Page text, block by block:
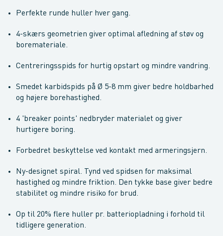
Perfekte runde huller hver gang.
4-skærs geometrien giver optimal afledning af støv og
boremateriale.
Centreringsspids for hurtig opstart og mindre vandring.
Smedet karbidspids på Ø 5-8 mm giver bedre holdbarhed
og højere borehastighed.
4 'breaker points' nedbryder materialet og giver
hurtigere boring.
Forbedret beskyttelse ved kontakt med armeringsjern.
Ny-designet spiral. Tynd ved spidsen for maksimal
hastighed og mindre friktion. Den tykke base giver bedre
stabilitet og mindre risiko for brud.
Op til 20% flere huller pr. batteriopladning i forhold til
tidligere generation.